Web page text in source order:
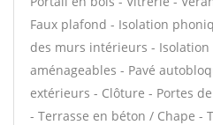
Faux plafond - Isolation
des murs intérieurs - Isolation
aménageables - Pavé
extérieurs - Clôture - Portes
- Terrasse en béton / Chape -